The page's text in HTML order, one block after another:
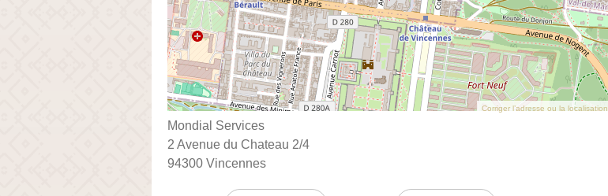
Corriger l’adresse ou la localisation
Mondial Services
2 Avenue du Chateau 2/4
94300 Vincennes